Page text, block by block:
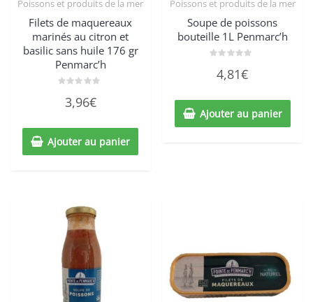
Poissons et produits de la mer
Filets de maquereaux
marinés au citron et
basilic sans huile 176 gr
Penmarc’h
sur
3,96€
Ajouter au panier
Poissons et produits de la mer
Soupe de poissons
bouteille 1L Penmarc’h
sur
4,81€
Ajouter au panier